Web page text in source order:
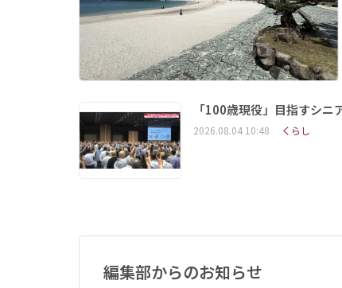
「100歳現役」目指すシ
2026.08.04 10:48 くらし
編集部からのお知らせ